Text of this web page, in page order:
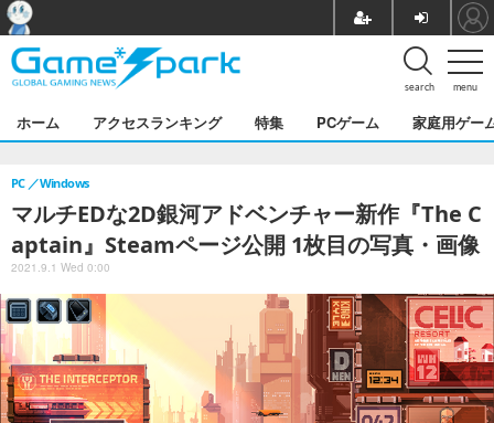
menu
search
ホーム アクセスランキング 特集 PCゲーム 家庭用ゲー
マルチEDな2D銀河アドベンチャー新作『The C
aptain』Steamページ公開 1枚目の写真・画像
PC Windows
2021.9.1 Wed 0:00